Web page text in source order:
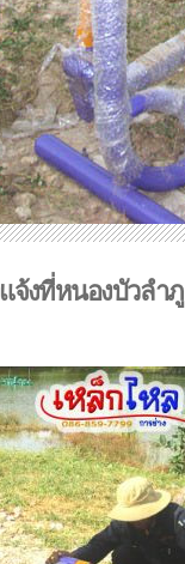
จ้งที่หนองบัวลำภู